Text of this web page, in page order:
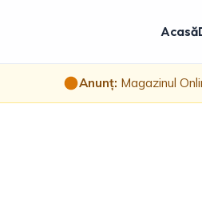
Acasă
Anunț: Magazinul